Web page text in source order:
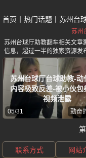
首页 热门话题 苏州台
苏州
苏州台球厅助教翻车相关文
信息，超过一半的独家资源发
苏州台球厅台球助教-动
内容极致反差-被小伙包
视频泄露
05/31 勤奋
联系方式 网站